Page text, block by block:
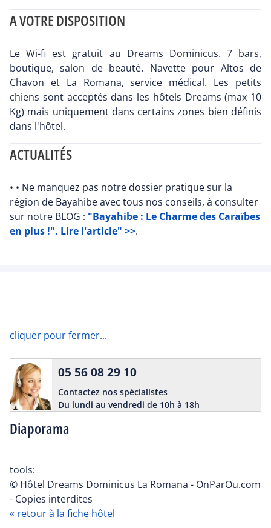
A VOTRE DISPOSITION
Le Wi-fi est gratuit au Dreams Dominicus. 7 bars,
boutique, salon de beauté. Navette pour Altos de
Chavon et La Romana, service médical. Les petits
chiens sont acceptés dans les hôtels Dreams (max 10
Kg) mais uniquement dans certains zones bien définis
dans l'hôtel.
ACTUALITÉS
• • Ne manquez pas notre dossier pratique sur la
région de Bayahibe avec tous nos conseils, à consulter
sur notre BLOG : "Bayahibe : Le Charme des Caraïbes
en plus !". Lire l'article" >>.
cliquer pour fermer...
Diaporama
05 56 08 29 10
Contactez nos spécialistes
Du lundi au vendredi de 10h à 18h
tools:
© Hôtel Dreams Dominicus La Romana - OnParOu.com
- Copies interdites
« retour à la fiche hôtel